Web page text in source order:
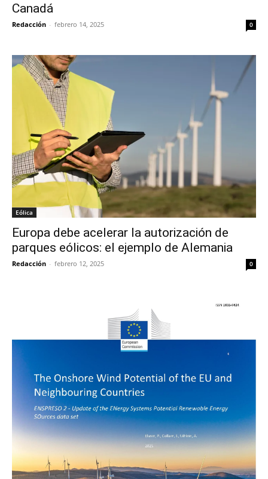
Canadá
Redacción - febrero 14, 2025 0
Eólica
Europa debe acelerar la autorización de
parques eólicos: el ejemplo de Alemania
Redacción - febrero 12, 2025 0